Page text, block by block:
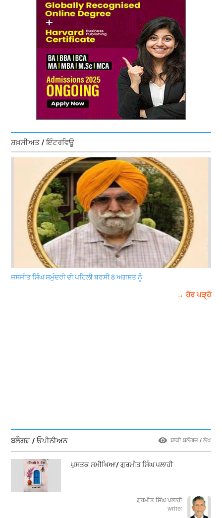
ਸ਼ਖ਼ਸੀਅਤ / ਇੰਟਰਵਿਊ
ਜਸਜੀਤ ਸਿੰਘ ਸਮੁੰਦਰੀ ਦੀ ਪਹਿਲੀ ਬਰਸੀ 8 ਅਗਸਤ ਨੂੰ
→ ਹੋਰ ਪੜ੍ਹੋ
ਬਲੌਗਜ਼ / ਓਪੀਨੀਅਨ ਬਾਕੀ ਬਲੌਗਜ਼ / ਲੇਖ
ਪੁਸਤਕ ਸਮੀਖਿਆ/ ਗੁਰਮੀਤ ਸਿੰਘ ਪਲਾਹੀ
ਗੁਰਮੀਤ ਸਿੰਘ ਪਲਾਹੀ
writer